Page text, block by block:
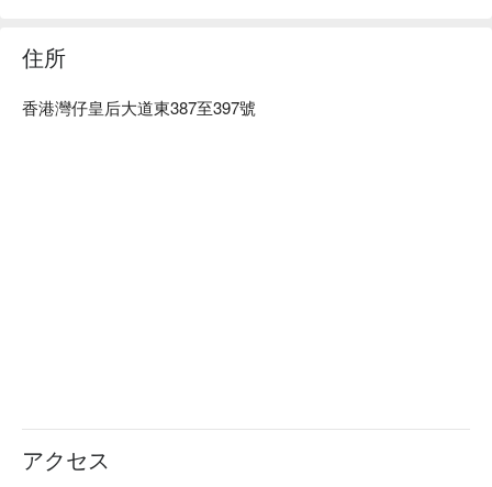
住所
香港灣仔皇后大道東387至397號
アクセス